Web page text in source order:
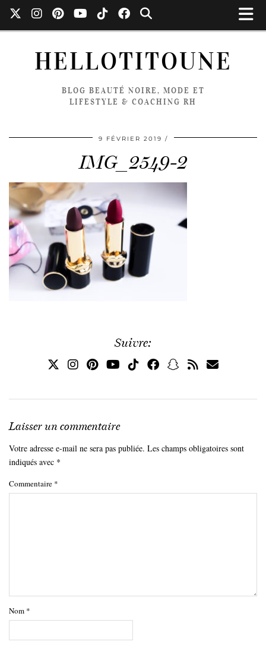
HELLOTITOUNE
BLOG BEAUTÉ NOIRE, MODE ET
LIFESTYLE & COACHING RH
9 FÉVRIER 2019
IMG_2549-2
Suivre:
Laisser un commentaire
Votre adresse e-mail ne sera pas publiée. Les champs obligatoires sont
indiqués avec *
Commentaire *
Nom *